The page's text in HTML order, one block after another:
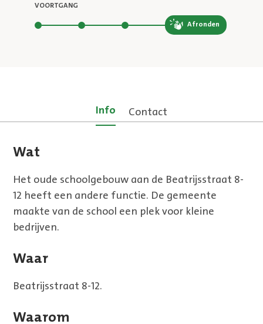
VOORTGANG
Stap 4 van 4
Afronden
Info Contact
Wat
Het oude schoolgebouw aan de Beatrijsstraat 8-
12 heeft een andere functie. De gemeente
maakte van de school een plek voor kleine
bedrijven.
Waar
Beatrijsstraat 8-12.
Waarom